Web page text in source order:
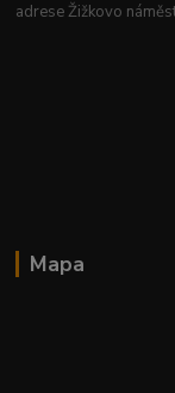
adrese Žižkovo
Mapa